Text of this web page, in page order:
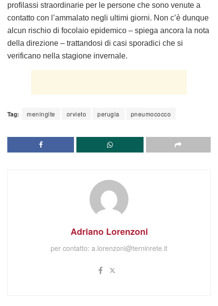
profilassi straordinarie per le persone che sono venute a
contatto con l’ammalato negli ultimi giorni. Non c’è dunque
alcun rischio di focolaio epidemico – spiega ancora la nota
della direzione – trattandosi di casi sporadici che si
verificano nella stagione invernale.
Tag: meningite orvieto perugia pneumococco
Adriano Lorenzoni
per contatto: a.lorenzoni@terninrete.it